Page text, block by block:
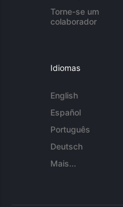
Torne-se um
colaborador
Idiomas
English
Español
Português
Deutsch
Mais...